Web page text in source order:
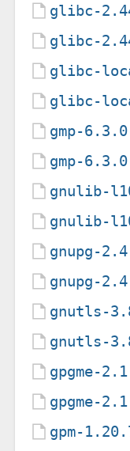
glibc-
glibc-
glibc-
glibc-
gmp-
gmp-
gnulib-
gnulib-
gnupg-
gnupg-
gnutls-
gnutls-
gpgme-
gpgme-
gpm-